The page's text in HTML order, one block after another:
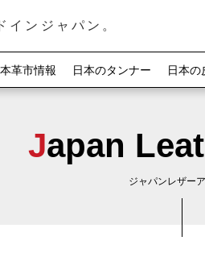
インジャパン。
革市情報 日本のタンナー 日本の
Japan
ジャパンレザー